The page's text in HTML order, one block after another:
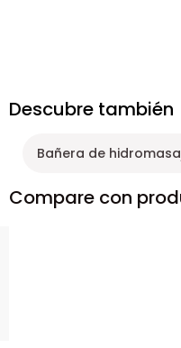
Descubre también
Bañera de
Compare con